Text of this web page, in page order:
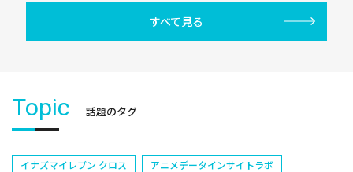
すべて見る
Topic 話題のタグ
イナズマイレブン クロス
アニメデータインサイトラボ